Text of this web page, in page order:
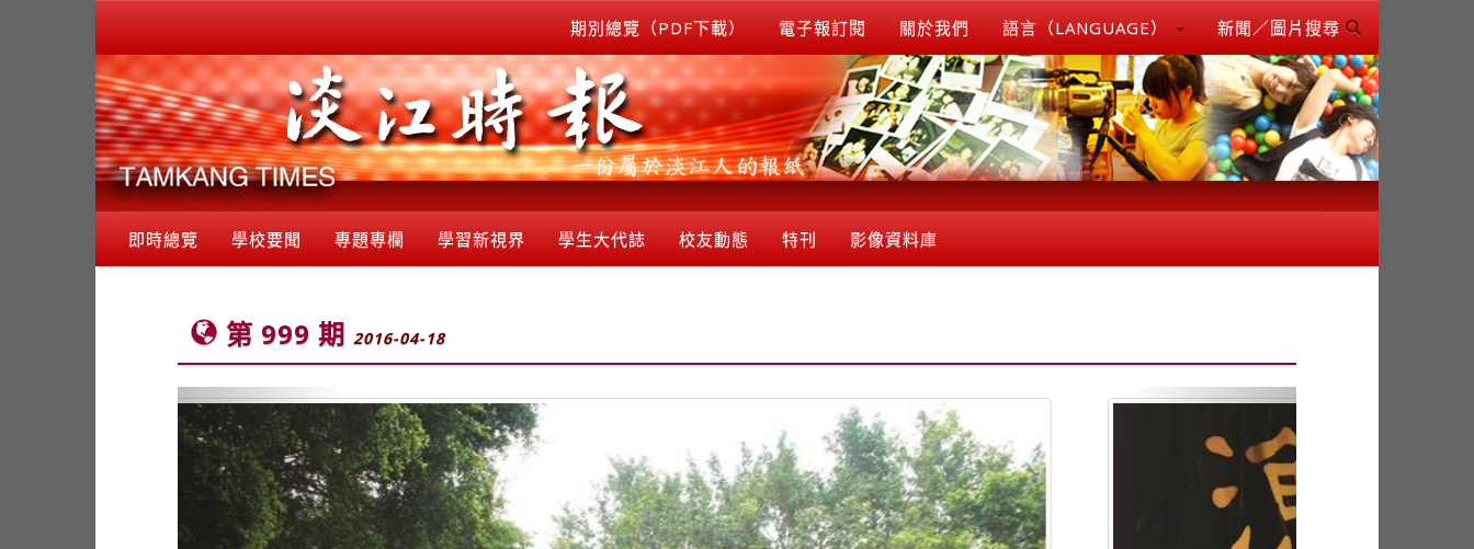
期別總覽（PDF下載） 電子報訂閱 關於我們 語言（LANGUAGE） 新聞／圖片搜尋
即時總覽 學校要聞 專題專欄 學習新視界 學生大代誌 校友動態 特刊 影像資料庫
第 999 期 2016-04-18
Previous Next